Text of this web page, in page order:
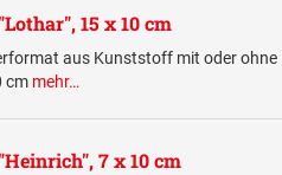
15 x 10 cm
aus Kunststoff mit oder ohne
cm mehr…
7 x 10 cm